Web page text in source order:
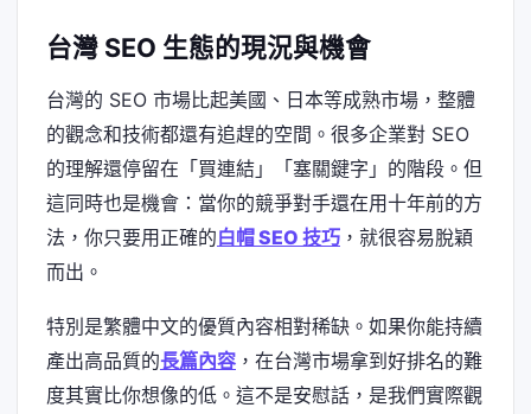
台灣 SEO 生態的現況與機會
台灣的 SEO 市場比起美國、日本等成熟市場，整體
的觀念和技術都還有追趕的空間。很多企業對 SEO
的理解還停留在「買連結」「塞關鍵字」的階段。但
這同時也是機會：當你的競爭對手還在用十年前的方
法，你只要用正確的白帽 SEO 技巧 ，就很容易脫穎
而出。
特別是繁體中文的優質內容相對稀缺。如果你能持續
產出高品質的長篇內容 ，在台灣市場拿到好排名的難
度其實比你想像的低。這不是安慰話，是我們實際觀